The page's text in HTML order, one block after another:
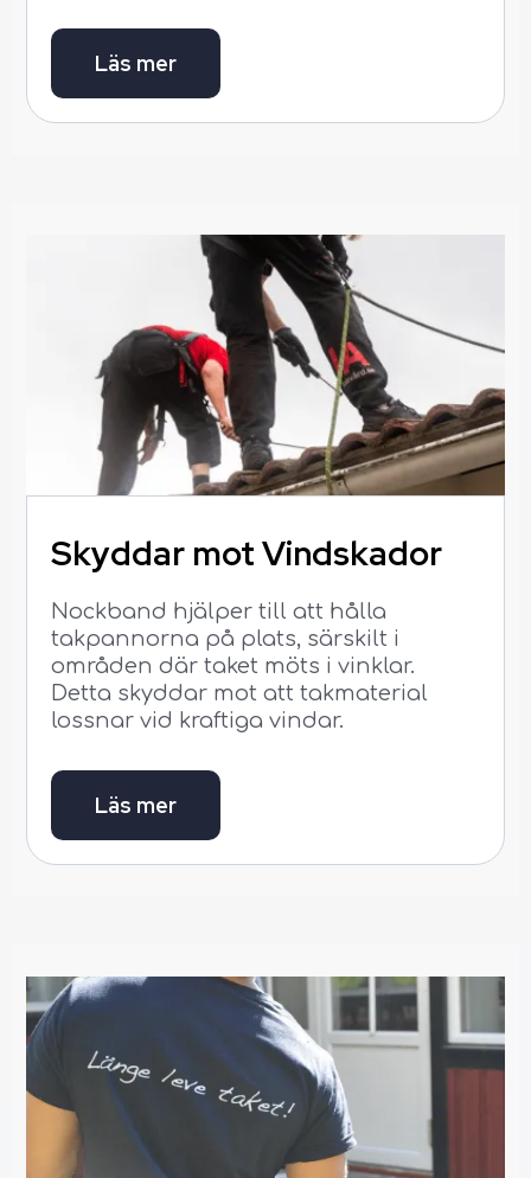
Läs mer
Skyddar motVindskador
Nockband hjälper till att hålla
takpannorna på plats, särskilt i
områden där taket möts i vinklar.
Detta skyddar mot att takmaterial
lossnar vid kraftiga vindar.
Läs mer